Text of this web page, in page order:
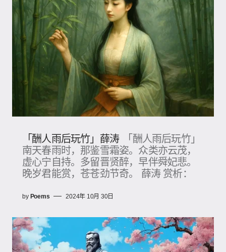
「酬人雨后玩竹」薛涛
「酬人雨后玩竹」
南天春雨时，那鉴雪霜姿。众类亦云茂，
虚心宁自持。多留晋贤醉，早伴舜妃悲。
晚岁君能赏，苍苍劲节奇。 薛涛 赏析：
by Poems 2024年 10月 30日